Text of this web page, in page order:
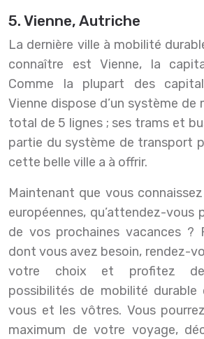
5. Vienne, Autriche
La dernière ville à mobilité
connaître est Vienne, la
Comme la plupart des
Vienne dispose d’un système de
total de 5 lignes ; ses trams et
partie du système de transport
cette belle ville a à offrir.
Maintenant que vous
européennes, qu’attendez-vous
de vos prochaines vacances ?
dont vous avez besoin, rendez-
votre choix et profitez
possibilités de mobilité durable
vous et les vôtres. Vous
maximum de votre voyage,